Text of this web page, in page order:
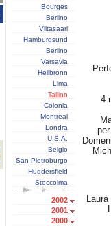
Bourges
Berlino
Viitasaari
Hamburgsund
Berlino
Varsavia
Heilbronn
Lima
Tallinn
Colonia
Montreal
Londra
U.S.A.
Belgio
San Pietroburgo
Huddersfield
Stoccolma
2002
2001
2000
4